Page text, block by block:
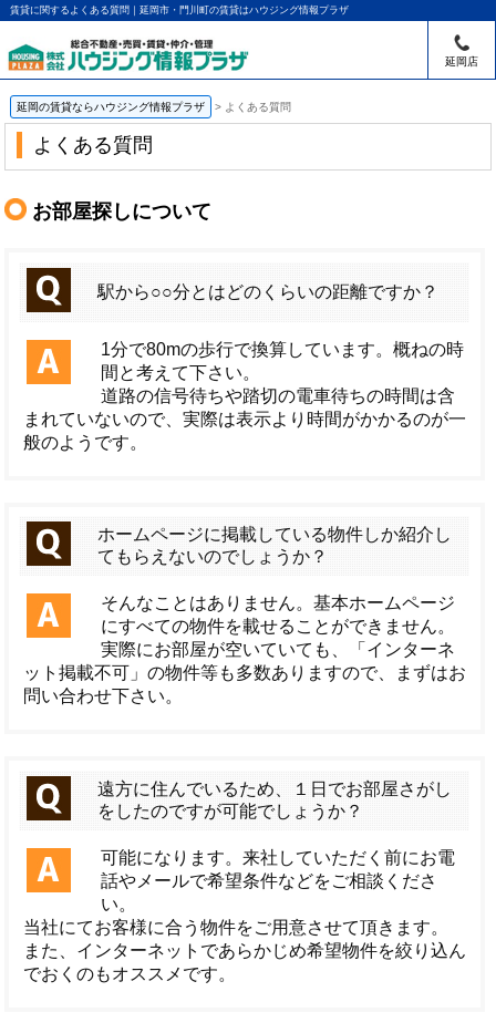
賃貸に関するよくある質問｜延岡市・門川町の賃貸はハウジング情報プラザ
延岡店
延岡の賃貸ならハウジング情報プラザ > よくある質問